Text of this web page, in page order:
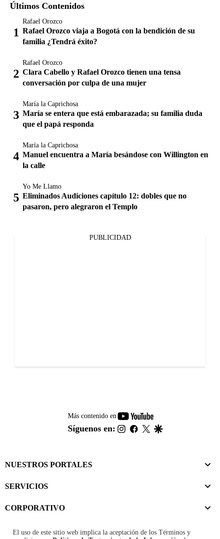
Últimos Contenidos
Rafael Orozco
Rafael Orozco viaja a Bogotá con la bendición de su
familia ¿Tendrá éxito?
Rafael Orozco
Clara Cabello y Rafael Orozco tienen una tensa
conversación por culpa de una mujer
María la Caprichosa
María se entera que está embarazada; su familia duda
que el papá responda
María la Caprichosa
Manuel encuentra a María besándose con Willington en
la calle
Yo Me Llamo
Eliminados Audiciones capítulo 12: dobles que no
pasaron, pero alegraron el Templo
PUBLICIDAD
Más contenido en
youtube-
footer
Síguenos en: instagram
facebook
twitter
NUESTROS PORTALES
SERVICIOS
CORPORATIVO
El uso de este sitio web implica la aceptación de los Términos y